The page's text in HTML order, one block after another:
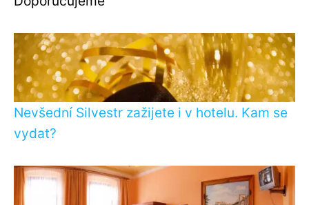
Nevšední Silvestr zažijete i v hotelu. Kam se
vydat?